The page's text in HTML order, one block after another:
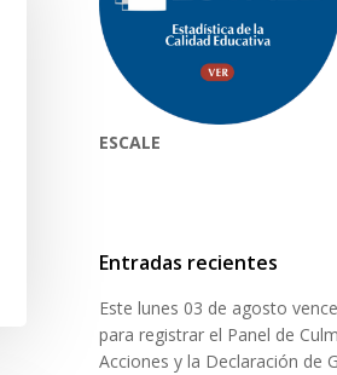
ESCALE
Entradas recientes
Este lunes 03 de agosto
para registrar el Panel de
Acciones y la Declaración de